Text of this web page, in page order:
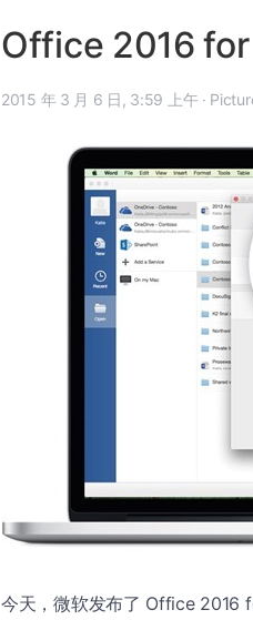
Office 2016
2015 年 3 月 6 日, 3:59 上午 ·
今天，微软发布了 Office 2016